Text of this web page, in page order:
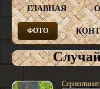
ГЛАВНАЯ
ФОТО